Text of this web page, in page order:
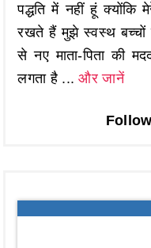
पद्धति में नहीं हूं क्योंकि
रखते हैं मुझे स्वस्थ बच्चों
से नए माता-पिता की
लगता है ...और जानें